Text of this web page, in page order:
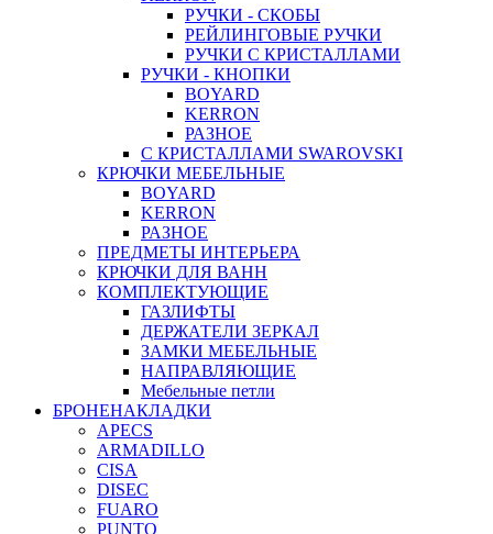
РУЧКИ - СКОБЫ
РЕЙЛИНГОВЫЕ РУЧКИ
РУЧКИ С КРИСТАЛЛАМИ
РУЧКИ - КНОПКИ
BOYARD
KERRON
РАЗНОЕ
С КРИСТАЛЛАМИ SWAROVSKI
КРЮЧКИ МЕБЕЛЬНЫЕ
BOYARD
KERRON
РАЗНОЕ
ПРЕДМЕТЫ ИНТЕРЬЕРА
КРЮЧКИ ДЛЯ ВАНН
КОМПЛЕКТУЮЩИЕ
ГАЗЛИФТЫ
ДЕРЖАТЕЛИ ЗЕРКАЛ
ЗАМКИ МЕБЕЛЬНЫЕ
НАПРАВЛЯЮЩИЕ
Мебельные петли
БРОНЕНАКЛАДКИ
APECS
ARMADILLO
CISA
DISEC
FUARO
PUNTO